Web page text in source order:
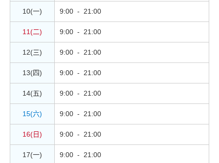
10(一) 9:00 - 21:00
11(二) 9:00 - 21:00
12(三) 9:00 - 21:00
13(四) 9:00 - 21:00
14(五) 9:00 - 21:00
15(六) 9:00 - 21:00
16(日) 9:00 - 21:00
17(一) 9:00 - 21:00